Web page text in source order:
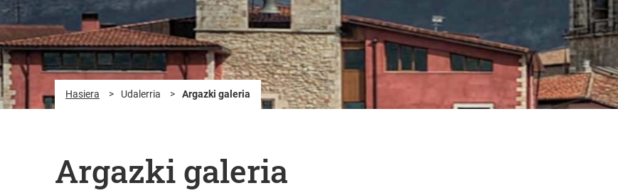
Hasiera > Udalerria > Argazki galeria
Argazki galeria